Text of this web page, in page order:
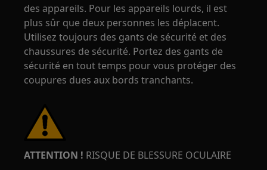
des appareils. Pour les appareils lourds, il est
plus sûr que deux personnes les déplacent.
Utilisez toujours des gants de sécurité et des
chaussures de sécurité. Portez des gants de
sécurité en tout temps pour vous protéger des
coupures dues aux bords tranchants.
ATTENTION ! RISQUE DE BLESSURE OCULAIRE